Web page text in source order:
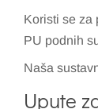
Koristi se za
PU podnih
Naša
Upute